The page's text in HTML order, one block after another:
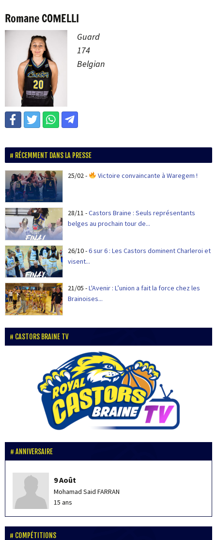
Romane COMELLI
Guard
174
Belgian
RÉCEMMENT DANS LA PRESSE
25/02- Victoire convaincante à Waregem !
28/11 -Castors Braine : Seuls représentants
belges au prochain tour de...
26/10-6 sur 6 : Les Castors dominent Charleroi et
visent...
21/05 -L'Avenir : L’union a fait la force chez les
Brainoises...
CASTORS BRAINE TV
ANNIVERSAIRE
9 Août
Mohamad Said FARRAN
15 ans
COMPÉTITIONS